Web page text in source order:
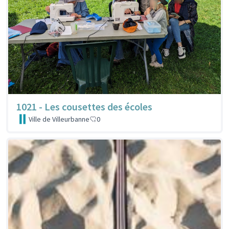
1021 - Les cousettes des écoles
Ville de Villeurbanne 0